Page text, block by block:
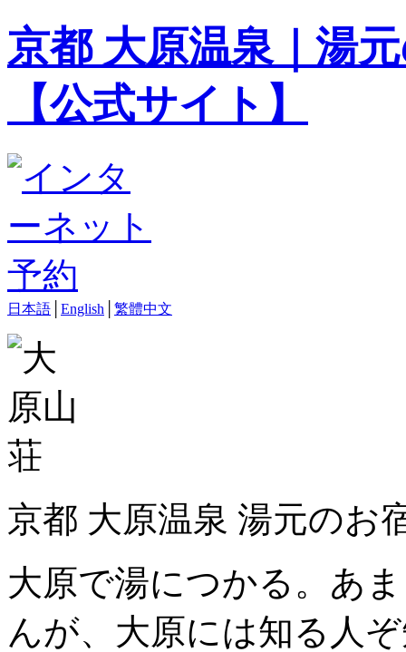
京都 大原温泉｜湯
【公式サイト】
日本語 English 繁體中文
京都 大原温泉 湯元の
大原で湯につかる。あ
んが、大原には知る人